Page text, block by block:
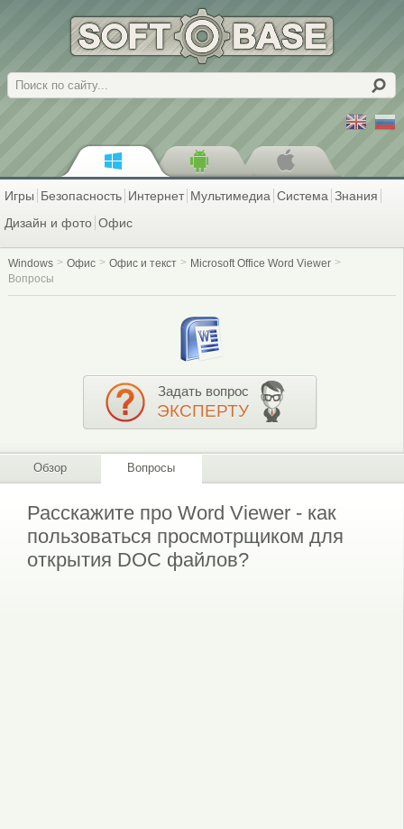
Поиск
Игры Безопасность Интернет Мультимедиа Система Знания
Дизайн и фото Офис
Windows Офис Офис и текст
Microsoft Office Word Viewer
Вопросы
Задать вопрос
ЭКСПЕРТУ
Обзор Вопросы
Расскажите про Word Viewer - как
пользоваться просмотрщиком для
открытия DOC файлов?